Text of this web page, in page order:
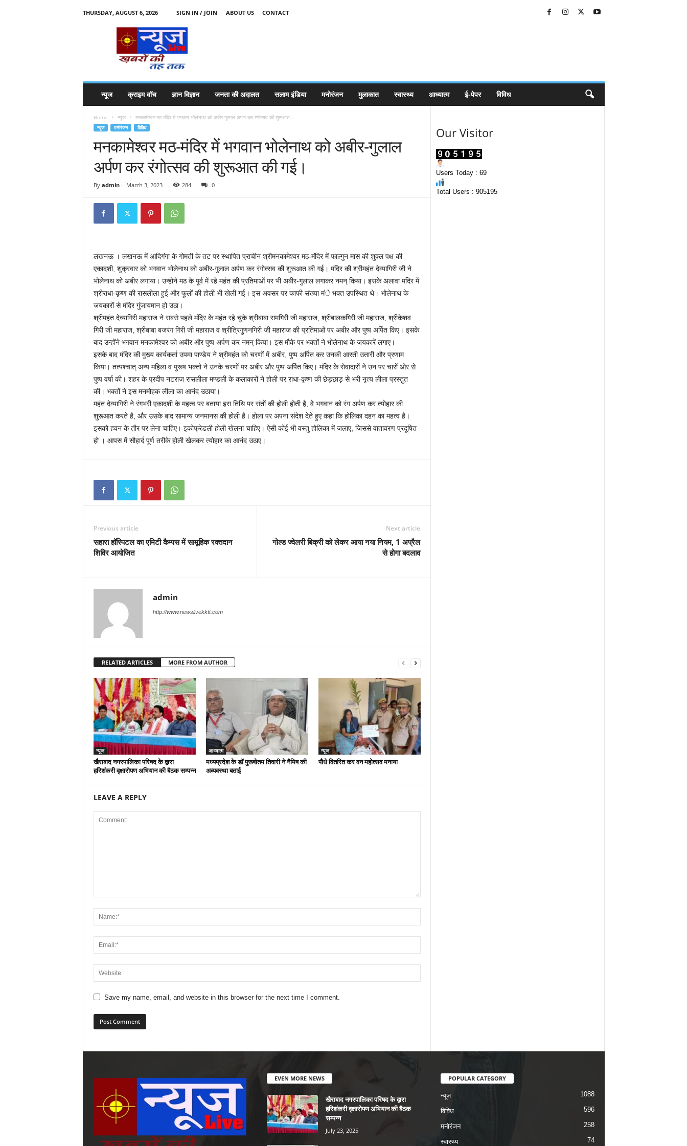
THURSDAY, AUGUST 6, 2026 SIGN IN / JOIN ABOUT US
CONTACT
न्यूज क्राइम वॉच ज्ञान विज्ञान जनता की अदालत सलाम इंडिया मनोरंजन मुलाकात स्वास्थ्य आध्यात्म ई-पेपर विविध
Home न्यूज मनकामेश्वर मठ-मंदिर में भगवान भोलेनाथ को अबीर-गुलाल अर्पण कर रंगोत्सव की शुरूआत...
न्यूज मनोरंजन विविध
मनकामेश्वर मठ-मंदिर में भगवान भोलेनाथ को अबीर-गुलाल
अर्पण कर रंगोत्सव की शुरूआत की गई।
By admin- March 3, 2023 284 0
लखनऊ । लखनऊ में आदिगंगा के गोमती के तट पर स्थापित प्राचीन श्रीमनकामेश्वर मठ-मंदिर में फाल्गुन मास की शुक्ल पक्ष की
एकादशी, शुक्रवार को भगवान भोलेनाथ को अबीर-गुलाल अर्पण कर रंगोत्सव की शुरूआत की गई। मंदिर की श्रीमहंत देव्यागिरी जी ने
भोलेनाथ को अबीर लगाया। उन्होंने मठ के पूर्व में रहे महंत की प्रतिमाओं पर भी अबीर-गुलाल लगाकर नमन् किया। इसके अलावा मंदिर में
श्रीराधा-कृष्ण की रासलीला हुई और फूलों की होली भी खेली गई। इस अवसर पर काफी संख्या मंे भक्त उपस्थित थे। भोलेनाथ के
जयकारों से मंदिर गुंजायमान हो उठा।
श्रीमहंत देव्यागिरी महाराज ने सबसे पहले मंदिर के महंत रहे चुके श्रीबाबा रामगिरी जी महाराज, श्रीबालकगिरी जी महाराज, श्रीकेशव
गिरी जी महाराज, श्रीबाबा बजरंग गिरी जी महाराज व श्रीत्रिगुुणनगिरी जी महाराज की प्रतिमाओं पर अबीर और पुष्प अर्पित किए। इसके
बाद उन्होंने भगवान मनकामेश्वर को अबीर और पुष्प अर्पण कर नमन् किया। इस मौके पर भक्तों ने भोलेनाथ के जयकारें लगाए।
इसके बाद मंदिर की मुख्य कार्यकर्ता उपमा पाण्डेय ने श्रीमहंत को चरणों में अबीर, पुष्प अर्पित कर उनकी आरती उतारी और प्रणाम
किया। तत्पश्चात् अन्य महिला व पुरूष भक्तो ने उनके चरणों पर अबीर और पुष्प अर्पित किए। मंदिर के सेवादारों ने उन पर चारों ओर से
पुष्प वर्षा की। शहर के प्रदीप नटराज रासलीला मण्डली के कलाकारों ने होली पर राधा-कृष्ण की छेड़छाड़ से भरी नृत्य लीला प्रस्तुत
की। भक्तों ने इस मनमोहक लीला का आनंद उठाया।
महंत देव्यागिरी ने रंगभरी एकादशी के महत्व पर बताया इस तिथि पर संतों की होली होती है, वे भगवान को रंग अर्पण कर त्योहार की
शुरूआत करते है, और उसके बाद सामान्य जनमानस की होली है। होला पर अपना संदेश देते हुए कहा कि होलिका दहन का महत्व है।
इसको हवन के तौर पर लेना चाहिए। इकोफ्रेडली होली खेलना चाहिए। ऐसी कोई भी वस्तु होलिका में जलाए, जिससे वातावरण प्रदूषित
हो । आपस में सौहार्द पूर्ण तरीके होली खेलकर त्योहार का आनंद उठाए।
Previous article
सहारा हॉस्पिटल का एमिटी कैम्पस में सामूहिक रक्तदान
शिविर आयोजित
Next article
गोल्ड ज्वेलरी बिक्री को लेकर आया नया नियम, 1 अप्रैल
से होगा बदलाव
admin
http://www.newslivekktt.com
RELATED ARTICLES MORE FROM AUTHOR
न्यूज
खैराबाद नगरपालिका परिषद के द्वारा
हरिशंकरी वृक्षारोपण अभियान की बैठक सम्पन्न
आध्यात्म
मध्यप्रदेश के डॉ पुरूषोतम तिवारी ने नैमिष की
अव्यवस्था बताई
न्यूज
पौधे वितरित कर वन महोत्सव मनाया
LEAVE A REPLY
Save my name, email, and website in this browser for the next time I comment.
Our Visitor
Users Today : 69
Total Users : 905195
EVEN MORE NEWS
खैराबाद नगरपालिका परिषद के द्वारा
हरिशंकरी वृक्षारोपण अभियान की बैठक
सम्पन्न
July 23, 2025
POPULAR CATEGORY
न्यूज 1088
विविध 596
मनोरंजन 258
स्वास्थ्य 74